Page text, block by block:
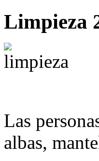
Limpieza
Las
albas,